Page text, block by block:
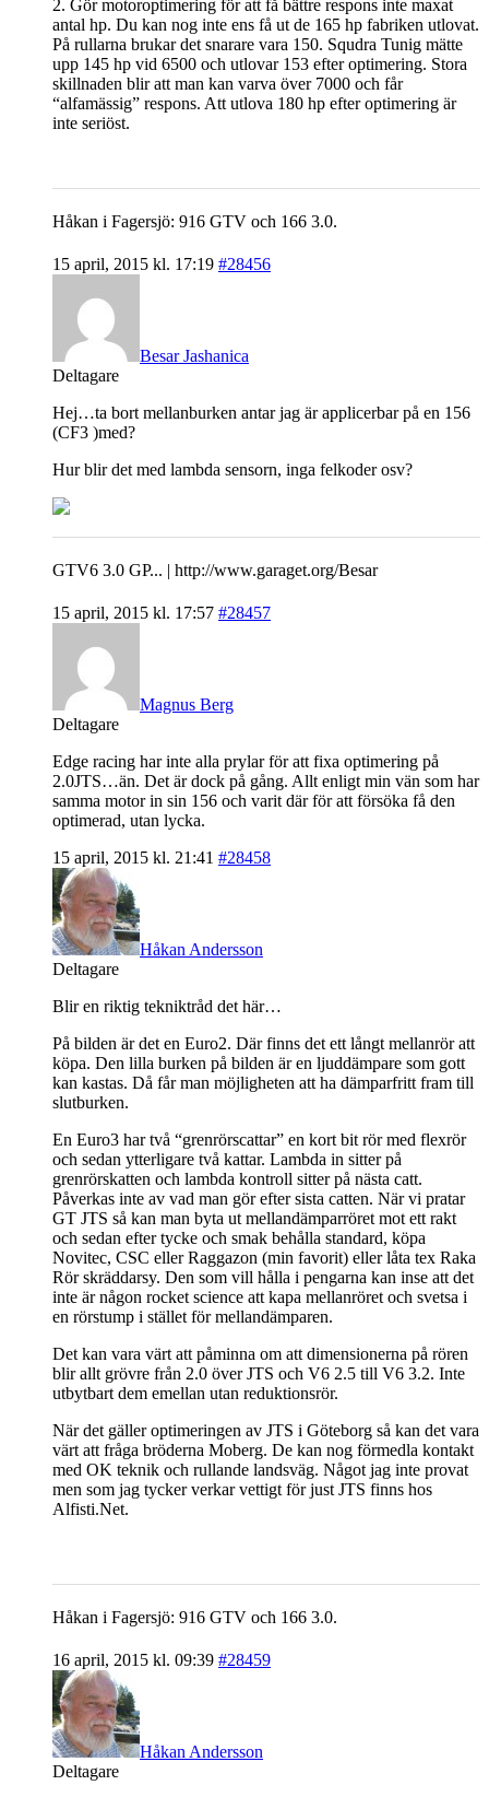
2. Gör motoroptimering för att få bättre respons inte maxat
antal hp. Du kan nog inte ens få ut de 165 hp fabriken utlovat.
På rullarna brukar det snarare vara 150. Squdra Tunig mätte
upp 145 hp vid 6500 och utlovar 153 efter optimering. Stora
skillnaden blir att man kan varva över 7000 och får
“alfamässig” respons. Att utlova 180 hp efter optimering är
inte seriöst.
Håkan i Fagersjö: 916 GTV och 166 3.0.
15 april, 2015 kl. 17:19 #28456
Besar Jashanica
Deltagare
Hej…ta bort mellanburken antar jag är applicerbar på en 156
(CF3 )med?
Hur blir det med lambda sensorn, inga felkoder osv?
GTV6 3.0 GP... | http://www.garaget.org/Besar
15 april, 2015 kl. 17:57 #28457
Magnus Berg
Deltagare
Edge racing har inte alla prylar för att fixa optimering på
2.0JTS…än. Det är dock på gång. Allt enligt min vän som har
samma motor in sin 156 och varit där för att försöka få den
optimerad, utan lycka.
15 april, 2015 kl. 21:41 #28458
Håkan Andersson
Deltagare
Blir en riktig tekniktråd det här…
På bilden är det en Euro2. Där finns det ett långt mellanrör att
köpa. Den lilla burken på bilden är en ljuddämpare som gott
kan kastas. Då får man möjligheten att ha dämparfritt fram till
slutburken.
En Euro3 har två “grenrörscattar” en kort bit rör med flexrör
och sedan ytterligare två kattar. Lambda in sitter på
grenrörskatten och lambda kontroll sitter på nästa catt.
Påverkas inte av vad man gör efter sista catten. När vi pratar
GT JTS så kan man byta ut mellandämparröret mot ett rakt
och sedan efter tycke och smak behålla standard, köpa
Novitec, CSC eller Raggazon (min favorit) eller låta tex Raka
Rör skräddarsy. Den som vill hålla i pengarna kan inse att det
inte är någon rocket science att kapa mellanröret och svetsa i
en rörstump i stället för mellandämparen.
Det kan vara värt att påminna om att dimensionerna på rören
blir allt grövre från 2.0 över JTS och V6 2.5 till V6 3.2. Inte
utbytbart dem emellan utan reduktionsrör.
När det gäller optimeringen av JTS i Göteborg så kan det vara
värt att fråga bröderna Moberg. De kan nog förmedla kontakt
med OK teknik och rullande landsväg. Något jag inte provat
men som jag tycker verkar vettigt för just JTS finns hos
Alfisti.Net.
Håkan i Fagersjö: 916 GTV och 166 3.0.
16 april, 2015 kl. 09:39 #28459
Håkan Andersson
Deltagare